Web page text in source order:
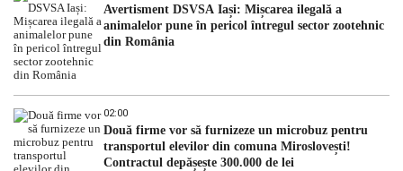
Avertisment DSVSA Iași: Mișcarea ilegală a
animalelor pune în pericol întregul sector zootehnic
din România
02:00
Două firme vor să furnizeze un microbuz pentru
transportul elevilor din comuna Miroslovești!
Contractul depășește 300.000 de lei